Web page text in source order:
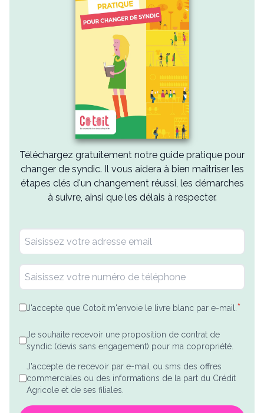
Téléchargez gratuitement notre guide pratique pour
changer de syndic. Il vous aidera à bien maîtriser les
étapes clés d'un changement réussi, les démarches
à suivre, ainsi que les délais à respecter.
J'accepte que Cotoit m'envoie le livre blanc par e-mail. *
Je souhaite recevoir une proposition de contrat de
syndic (devis sans engagement) pour ma copropriété.
J'accepte de recevoir par e-mail ou sms des offres
commerciales ou des informations de la part du Crédit
Agricole et de ses filiales.